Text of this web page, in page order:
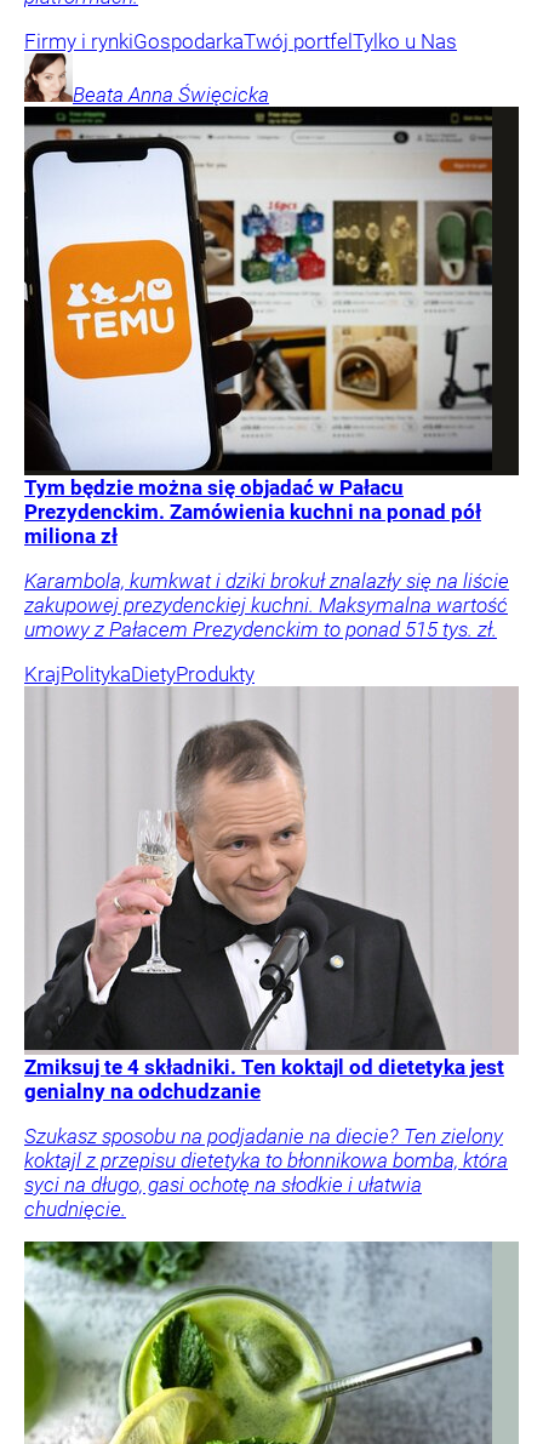
Firmy i rynkiGospodarkaTwój portfel Tylko u Nas
Beata Anna Święcicka
Tym będzie można się objadać w Pałacu
Prezydenckim. Zamówienia kuchni na ponad pół
miliona zł
Karambola, kumkwat i dziki brokuł znalazły się na liście
zakupowej prezydenckiej kuchni. Maksymalna wartość
umowy z Pałacem Prezydenckim to ponad 515 tys. zł.
KrajPolitykaDietyProdukty
Zmiksuj te 4 składniki. Ten koktajl od dietetyka jest
genialny na odchudzanie
Szukasz sposobu na podjadanie na diecie? Ten zielony
koktajl z przepisu dietetyka to błonnikowa bomba, która
syci na długo, gasi ochotę na słodkie i ułatwia
chudnięcie.